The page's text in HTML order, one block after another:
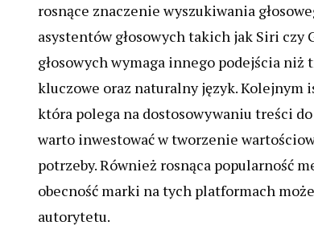
rosnące znaczenie wyszukiwania
asystentów głosowych takich jak Siri
głosowych wymaga innego podejścia niż
kluczowe oraz naturalny język.
która polega na dostosowywaniu treści
warto inwestować w tworzenie
potrzeby. Również rosnąca popularność
obecność marki na tych platformach
autorytetu.